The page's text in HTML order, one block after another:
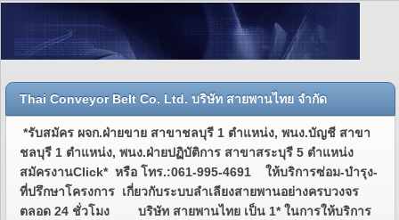
Thai Conveyor Belt Co. Ltd. บริษัท สายพานไทย จำกัด
*รับสมัคร ผจก.ฝ่ายขาย สาขาชลบุรี 1 ตำแหน่ง, พนง.บัญชี สาขา
ชลบุรี 1 ตำแหน่ง, พนง.ฝ่ายปฏิบัติการ สาขาสระบุรี 5 ตำแหน่ง
สมัครงานClick* หรือ โทร.:061-995-4691 ให้บริการซ่อม-บำรุง-
ที่ปรึกษาโครงการ เกี่ยวกับระบบลำเลียงสายพานอย่างครบวงจร
ตลอด 24 ชั่วโมง บริษัท สายพานไทย เป็น 1* ในการให้บริการ